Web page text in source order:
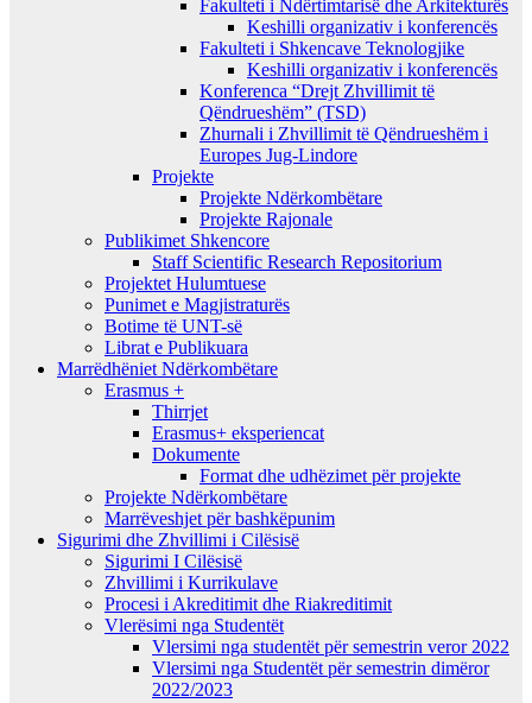
Fakulteti i Ndërtimtarisë dhe Arkitekturës
Keshilli organizativ i konferencës
Fakulteti i Shkencave Teknologjike
Keshilli organizativ i konferencës
Konferenca “Drejt Zhvillimit të
Qëndrueshëm” (TSD)
Zhurnali i Zhvillimit të Qëndrueshëm i
Europes Jug-Lindore
Projekte
Projekte Ndërkombëtare
Projekte Rajonale
Publikimet Shkencore
Staff Scientific Research Repositorium
Projektet Hulumtuese
Punimet e Magjistraturës
Botime të UNT-së
Librat e Publikuara
Marrëdhëniet Ndërkombëtare
Erasmus +
Thirrjet
Erasmus+ eksperiencat
Dokumente
Format dhe udhëzimet për projekte
Projekte Ndërkombëtare
Marrëveshjet për bashkëpunim
Sigurimi dhe Zhvillimi i Cilësisë
Sigurimi I Cilësisë
Zhvillimi i Kurrikulave
Procesi i Akreditimit dhe Riakreditimit
Vlerësimi nga Studentët
Vlersimi nga studentët për semestrin veror 2022
Vlersimi nga Studentët për semestrin dimëror
2022/2023